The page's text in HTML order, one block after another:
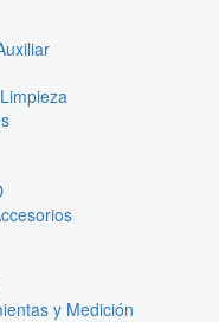
y Medición